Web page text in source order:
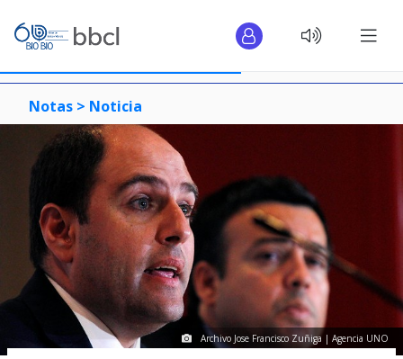
Notas > Noticia
Archivo Jose Francisco Zuñiga | Agencia UNO